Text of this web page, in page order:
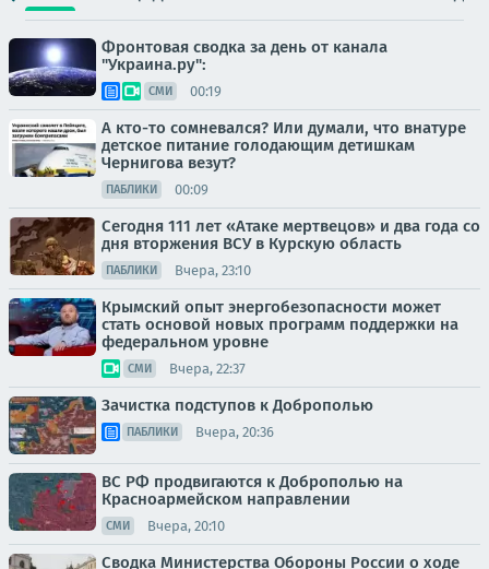
Фронтовая сводка за день от канала
"Украина.ру":
СМИ 00:19
А кто-то сомневался? Или думали, что внатуре
детское питание голодающим детишкам
Чернигова везут?
ПАБЛИКИ 00:09
Сегодня 111 лет «Атаке мертвецов» и два года со
дня вторжения ВСУ в Курскую область
ПАБЛИКИ Вчера, 23:10
Крымский опыт энергобезопасности может
стать основой новых программ поддержки на
федеральном уровне
СМИ Вчера, 22:37
Зачистка подступов к Доброполью
ПАБЛИКИ Вчера, 20:36
ВС РФ продвигаются к Доброполью на
Красноармейском направлении
СМИ Вчера, 20:10
Сводка Министерства Обороны России о ходе